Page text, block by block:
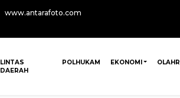
www.antarafoto.com
LINTAS
DAERAH
POLHUKAM EKONOMI